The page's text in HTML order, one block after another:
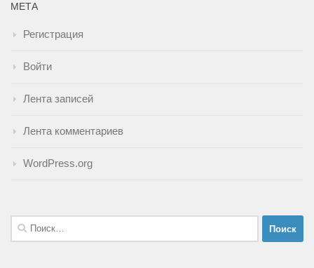
МЕТА
Регистрация
Войти
Лента записей
Лента комментариев
WordPress.org
Найти: